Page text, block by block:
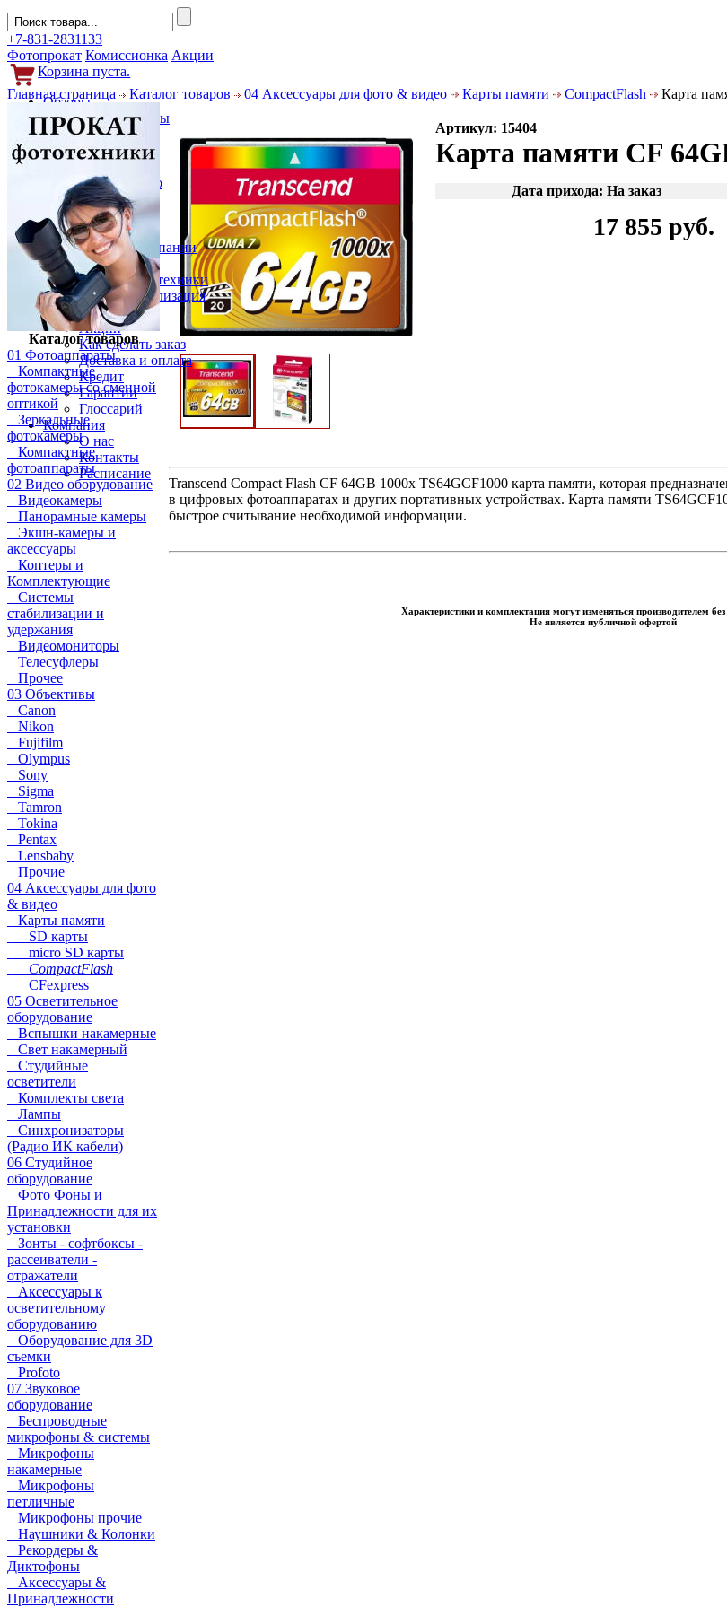
+7-831-2831133
Фотопрокат Комиссионка Акции
Корзина пуста.
Обзоры
Фотоаппараты
Объективы
Фильтры
Фото и видео
Гаджеты
Аксессуары
Слухи
Новости компании
Услуги
Прокат фототехники
Выкуп и реализация
Покупателям
Акции
Как сделать заказ
Доставка и оплата
Кредит
Гарантии
Глоссарий
Компания
О нас
Контакты
Расписание
Главная страница Каталог товаров 04 Аксессуары для фото & видео Карты памяти CompactFlash Карта
Каталог товаров
01 Фотоаппараты
Компактные
фотокамеры со сменной
оптикой
Зеркальные
фотокамеры
Компактные
фотоаппараты
02 Видео оборудование
Видеокамеры
Панорамные камеры
Экшн-камеры и
аксессуары
Коптеры и
Комплектующие
Системы
стабилизации и
удержания
Видеомониторы
Телесуфлеры
Прочее
03 Объективы
Canon
Nikon
Fujifilm
Olympus
Sony
Sigma
Tamron
Tokina
Pentax
Lensbaby
Прочие
04 Аксессуары для фото
& видео
Карты памяти
SD карты
micro SD карты
CompactFlash
CFexpress
05 Осветительное
оборудование
Вспышки накамерные
Свет накамерный
Студийные
осветители
Комплекты света
Лампы
Синхронизаторы
(Радио ИК кабели)
06 Студийное
оборудование
Фото Фоны и
Принадлежности для их
установки
Зонты - софтбоксы -
рассеиватели -
отражатели
Аксессуары к
осветительному
оборудованию
Оборудование для 3D
съемки
Profoto
07 Звуковое
оборудование
Беспроводные
микрофоны & системы
Микрофоны
накамерные
Микрофоны
петличные
Микрофоны прочие
Наушники & Колонки
Рекордеры &
Диктофоны
Аксессуары &
Принадлежности
Артикул: 15404
Карта памяти CF
Дата прихода: На заказ
17 855 руб.
Transcend Compact Flash CF 64GB 1000x TS64GCF1000 карта памяти, которая
в цифровых фотоаппаратах и других портативных устройствах. Карта памяти
быстрое считывание необходимой информации.
Характеристики и комплектация могут изменяться производителем
Не является публичной офертой